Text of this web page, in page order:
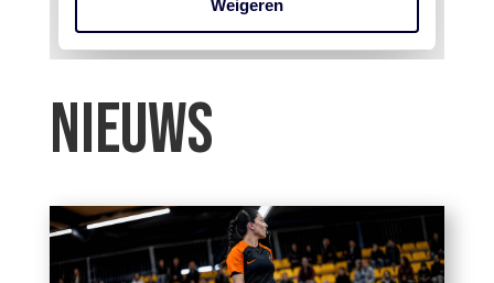
NIEUWS